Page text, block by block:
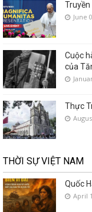
June
Cuộc
của
Thực
THỜI SỰ VIỆT NAM
Quốc
April